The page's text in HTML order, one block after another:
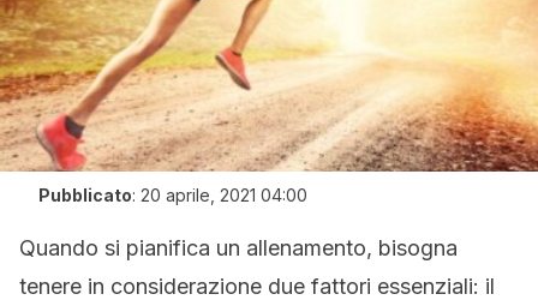
Pubblicato: 20 aprile, 2021 04:00
Quando si pianifica un allenamento, bisogna
tenere in considerazione due fattori essenziali: il